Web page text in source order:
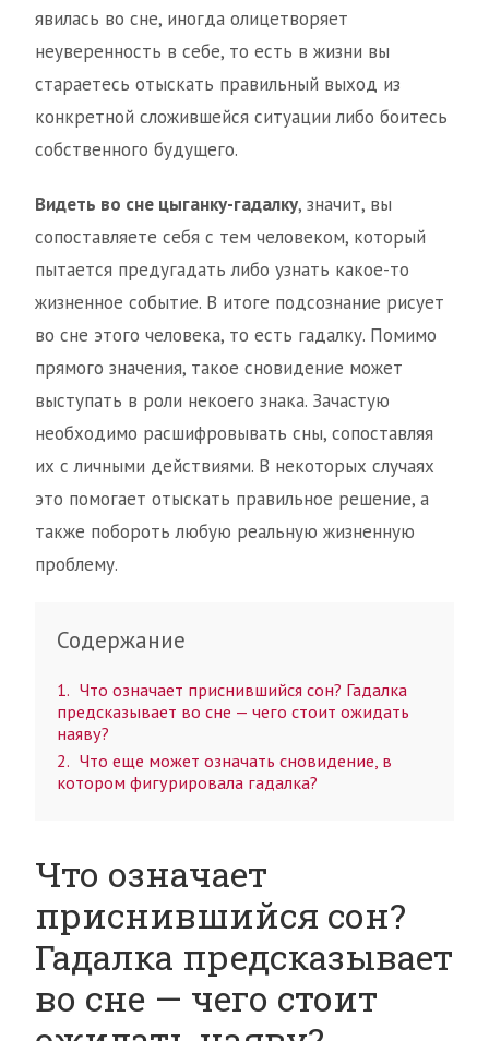
явилась во сне, иногда олицетворяет
неуверенность в себе, то есть в жизни вы
стараетесь отыскать правильный выход из
конкретной сложившейся ситуации либо боитесь
собственного будущего.
Видеть во сне цыганку-гадалку, значит, вы
сопоставляете себя с тем человеком, который
пытается предугадать либо узнать какое-то
жизненное событие. В итоге подсознание рисует
во сне этого человека, то есть гадалку. Помимо
прямого значения, такое сновидение может
выступать в роли некоего знака. Зачастую
необходимо расшифровывать сны, сопоставляя
их с личными действиями. В некоторых случаях
это помогает отыскать правильное решение, а
также побороть любую реальную жизненную
проблему.
Содержание
1
Что означает приснившийся сон? Гадалка
предсказывает во сне — чего стоит ожидать
наяву?
2
Что еще может означать сновидение, в
котором фигурировала гадалка?
Что означает
приснившийся сон?
Гадалка предсказывает
во сне — чего стоит